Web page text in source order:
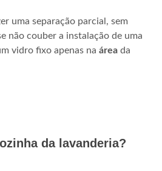
uma separação parcial, sem
não couber a instalação de uma
vidro fixo apenas na área da
da lavanderia?